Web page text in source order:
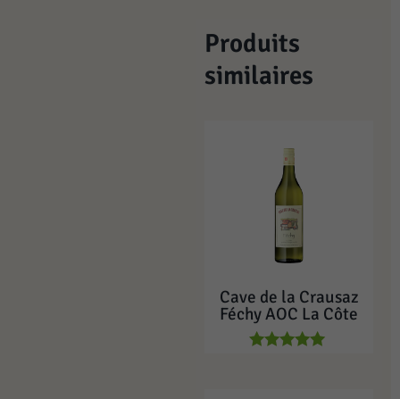
Produits
similaires
Cave de la Crausaz
Féchy AOC La Côte